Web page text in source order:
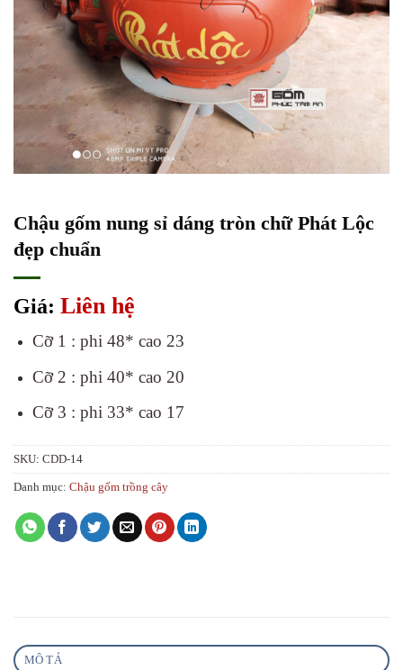
Chậu gốm nung sỉ dáng tròn chữ Phát Lộc
đẹp chuẩn
Giá: Liên hệ
Cỡ 1 : phi 48* cao 23
Cỡ 2 : phi 40* cao 20
Cỡ 3 : phi 33* cao 17
SKU: CDD-14
Danh mục: Chậu gốm trồng cây
MÔ TẢ